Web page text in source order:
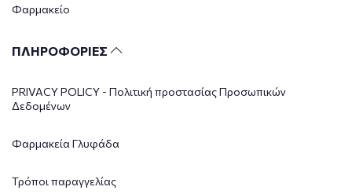
Φαρμακείο
ΠΛΗΡΟΦΟΡΙΕΣ
PRIVACY POLICY - Πολιτική προστασίας Προσωπικών
Δεδομένων
Φαρμακεία Γλυφάδα
Τρόποι παραγγελίας